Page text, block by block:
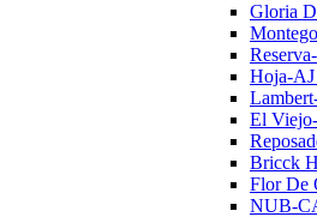
Gloria
Hoja-AJ
El
Bricck
Flor De
NUB-